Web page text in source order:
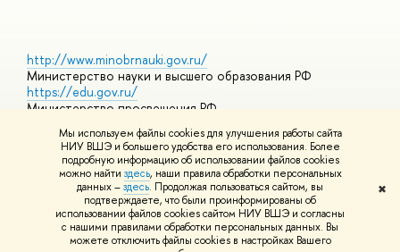
Мы используем файлы cookies для улучшения работы сайта
НИУ ВШЭ и большего удобства его использования. Более
подробную информацию об использовании файлов cookies
можно найти здесь, наши правила обработки персональных
данных –здесь. Продолжая пользоваться сайтом, вы
подтверждаете, что были проинформированы об
использовании файлов cookies сайтом НИУ ВШЭ и согласны
с нашими правилами обработки персональных данных. Вы
можете отключить файлы cookies в настройках Вашего
✖
http://www.minobrnauki.gov.ru/
Министерство науки и высшего образования РФ
https://edu.gov.ru/
Министерство просвещения РФ
https://elearning.hse.ru/mooc
Массовые открытые онлайн-курсы
© НИУ ВШЭ 1993–2026 Адреса и контактыУсловия
использования материалов Политика конфиденциальности
Шрифты HSE Sans и HSE Slab разработаны вШколе дизайна НИУ